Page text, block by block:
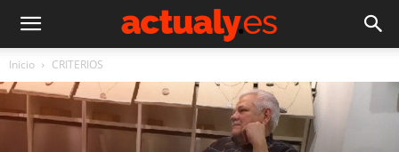
Inicio CRITERIOS